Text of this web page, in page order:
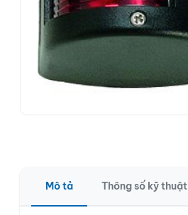
Mô tả Thông số kỹ thuật